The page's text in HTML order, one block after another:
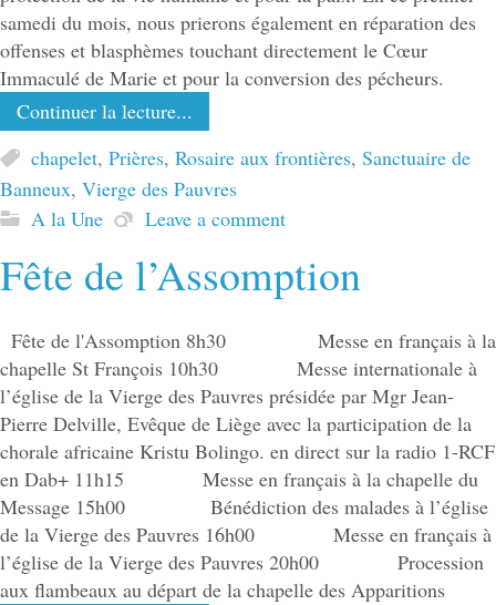
samedi du mois, nous prierons également en réparation des
offenses et blasphèmes touchant directement le Cœur
Immaculé de Marie et pour la conversion des pécheurs.
Continuer la lecture...
chapelet, Prières, Rosaire aux frontières, Sanctuaire de
Banneux, Vierge des Pauvres
A la Une
Leave a comment
Fête de l’Assomption
Fête de l'Assomption 8h30 Messe en français à la
chapelle St François 10h30 Messe internationale à
l’église de la Vierge des Pauvres présidée par Mgr Jean-
Pierre Delville, Evêque de Liège avec la participation de la
chorale africaine Kristu Bolingo. en direct sur la radio 1-RCF
en Dab+ 11h15 Messe en français à la chapelle du
Message 15h00 Bénédiction des malades à l’église
de la Vierge des Pauvres 16h00 Messe en français à
l’église de la Vierge des Pauvres 20h00 Procession
aux flambeaux au départ de la chapelle des Apparitions